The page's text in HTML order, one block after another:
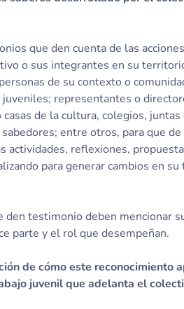
que den cuenta de las
o sus integrantes en su
de su contexto o
representantes o
casas de la cultura, colegios,
entre otros, para que de
actividades, reflexiones,
para generar cambios en
den testimonio deben mencionar
parte y el rol que desempeñan.
de cómo este reconocimiento
juvenil que adelanta el